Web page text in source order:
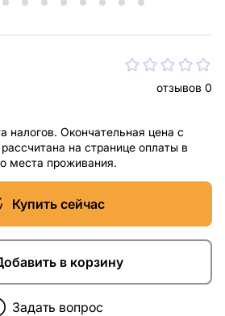
отзывов 0
налогов. Окончательная цена с
на странице оплаты в
места проживания.
Купить сейчас
в корзину
Задать вопрос